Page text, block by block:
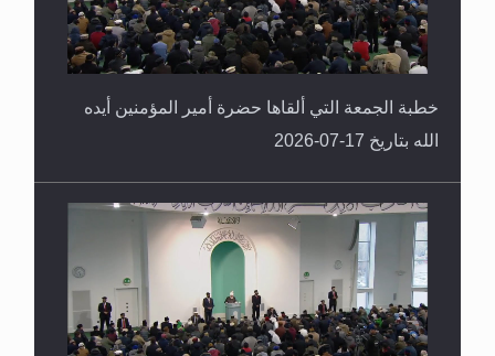
خطبة الجمعة التي ألقاها حضرة أمير المؤمنين أيده
الله بتاريخ 17-07-2026